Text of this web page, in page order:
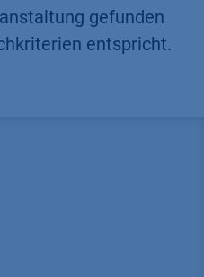
gefunden
entspricht.